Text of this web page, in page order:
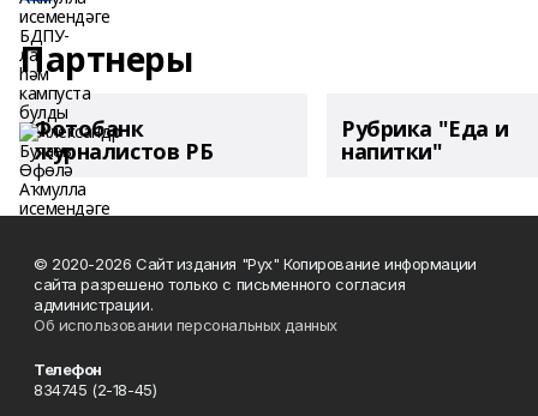
Партнеры
Фотобанк
журналистов РБ
Рубрика "Еда и
напитки"
© 2020-2026 Сайт издания "Рух" Копирование информации
сайта разрешено только с письменного согласия
администрации.
Об использовании персональных данных
Телефон
834745 (2-18-45)